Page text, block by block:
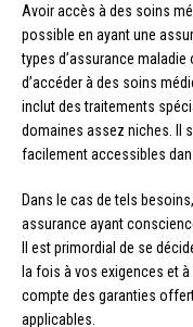
Avoir accès à des soins
possible en ayant une
types d’assurance
d’accéder à des soins
inclut des traitements
domaines assez niches. Il
facilement accessibles
Dans le cas de tels
assurance ayant
Il est primordial de se
la fois à vos exigences et
compte des garanties
applicables.